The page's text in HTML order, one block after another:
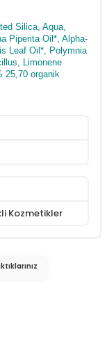
Silica, Aqua,
Piperita Oil*, Alpha-
Leaf Oil*, Polymnia
Limonene
25,70 organik
Kozmetikler